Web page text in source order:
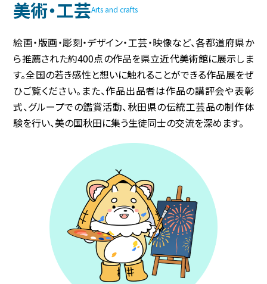
新着情報
部門情報
生徒実行委員会
宿泊サポート
観光情報
資料ダウンロード
広報デザイン・デザインガイド
サイトポリシー
美術・工芸Arts and crafts
絵画・版画・彫刻・デザイン・工芸・映像など、各都道府県か
ら推薦された約400点の作品を県立近代美術館に展示しま
す。全国の若き感性と想いに触れることができる作品展をぜ
ひご覧ください。また、作品出品者は作品の講評会や表彰
式、グループでの鑑賞活動、秋田県の伝統工芸品の制作体
験を行い、美の国秋田に集う生徒同士の交流を深めます。